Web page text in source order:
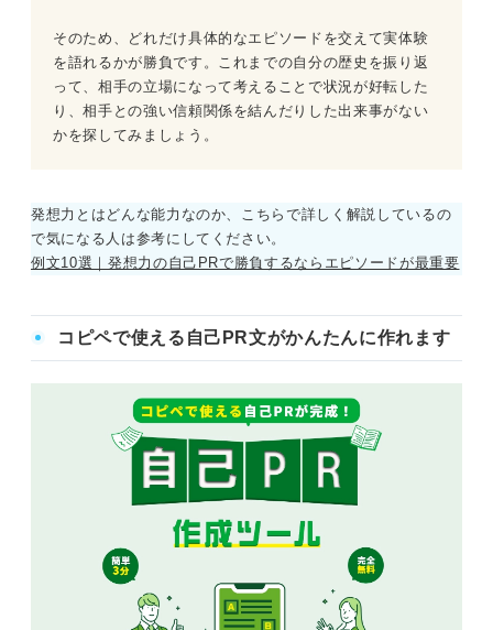
そのため、どれだけ具体的なエピソードを交えて実体験
を語れるかが勝負です。これまでの自分の歴史を振り返
って、相手の立場になって考えることで状況が好転した
り、相手との強い信頼関係を結んだりした出来事がない
かを探してみましょう。
発想力とはどんな能力なのか、こちらで詳しく解説しているの
で気になる人は参考にしてください。
例文10選｜発想力の自己PRで勝負するならエピソードが最重要
コピペで使える自己PR文がかんたんに作れます